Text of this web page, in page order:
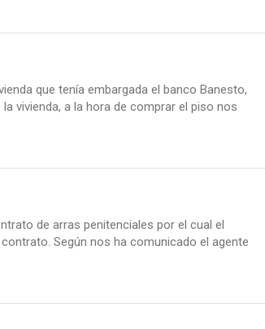
que tenía embargada el banco Banesto,
vivienda, a la hora de comprar el piso nos
de arras penitenciales por el cual el
Según nos ha comunicado el agente